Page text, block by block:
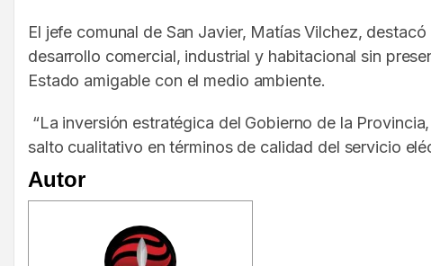
El jefe comunal de San Javier, Matías Vilchez,
desarrollo comercial, industrial y habitacional sin
Estado amigable con el medio ambiente.
“La inversión estratégica del Gobierno de la
salto cualitativo en términos de calidad del servicio
Autor